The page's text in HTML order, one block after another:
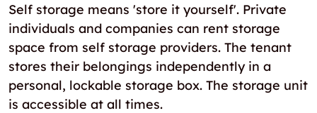
Self storage means 'store it yourself'. Private
individuals and companies can rent storage
space from self storage providers. The tenant
stores their belongings independently in a
personal, lockable storage box. The storage unit
is accessible at all times.